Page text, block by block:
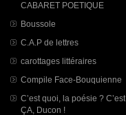
CABARET POETIQUE
Boussole
C.A.P de lettres
carottages littéraires
Compile Face-Bouquienne
C’est quoi, la poésie ? C’est
ÇA, Ducon !